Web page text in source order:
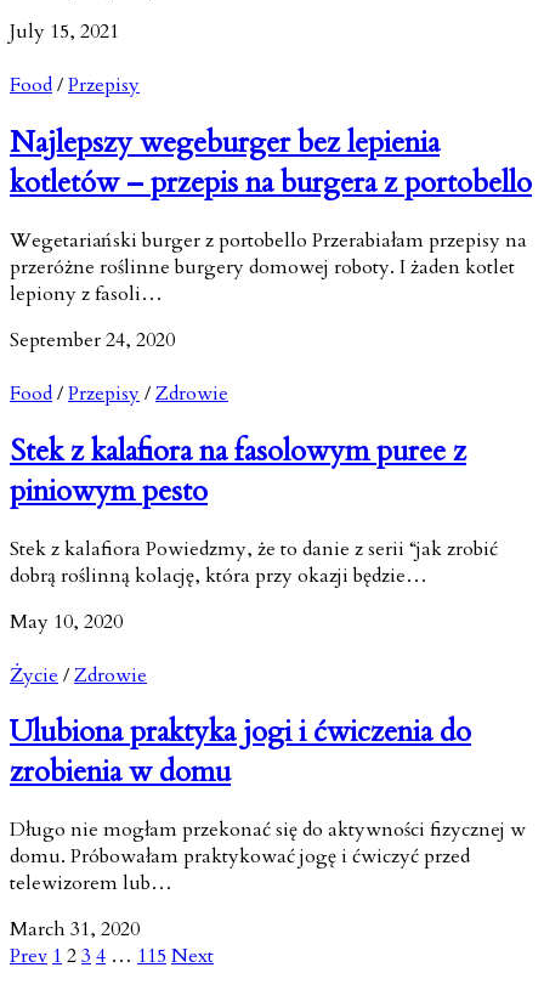
July 15, 2021
Food/Przepisy
Najlepszy wegeburger bez lepienia
kotletów – przepis na burgera z portobello
Wegetariański burger z portobello Przerabiałam przepisy na
przeróżne roślinne burgery domowej roboty. I żaden kotlet
lepiony z fasoli…
September 24, 2020
Food/Przepisy/Zdrowie
Stek z kalafiora na fasolowym puree z
piniowym pesto
Stek z kalafiora Powiedzmy, że to danie z serii “jak zrobić
dobrą roślinną kolację, która przy okazji będzie…
May 10, 2020
Życie /Zdrowie
Ulubiona praktyka jogi i ćwiczenia do
zrobienia w domu
Długo nie mogłam przekonać się do aktywności fizycznej w
domu. Próbowałam praktykować jogę i ćwiczyć przed
telewizorem lub…
March 31, 2020
Prev 1 23 4 … 115 Next